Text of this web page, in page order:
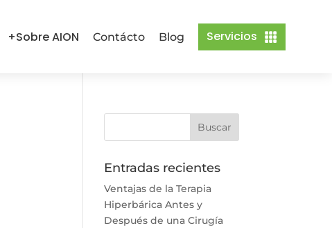
+Sobre AION Contácto Blog 
Servicios
Entradas recientes
Ventajas de la Terapia
Hiperbárica Antes y
Después de una Cirugía